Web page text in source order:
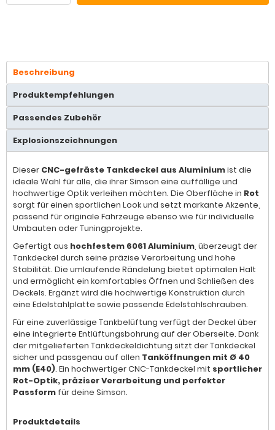
Beschreibung
Produktempfehlungen
Passendes Zubehör
Explosionszeichnungen
Dieser CNC-gefräste Tankdeckel aus Aluminiumist die
ideale Wahl für alle, die ihrer Simson eine auffällige und
hochwertige Optik verleihen möchten. Die Oberfläche in Rot
sorgt für einen sportlichen Look und setzt markante Akzente,
passend für originale Fahrzeuge ebenso wie für individuelle
Umbauten oder Tuningprojekte.
Gefertigt aus hochfestem 6061 Aluminium, überzeugt der
Tankdeckel durch seine präzise Verarbeitung und hohe
Stabilität. Die umlaufende Rändelung bietet optimalen Halt
und ermöglicht ein komfortables Öffnen und Schließen des
Deckels. Ergänzt wird die hochwertige Konstruktion durch
eine Edelstahlplatte sowie passende Edelstahlschrauben.
Für eine zuverlässige Tankbelüftung verfügt der Deckel über
eine integrierte Entlüftungsbohrung auf der Oberseite. Dank
der mitgelieferten Tankdeckeldichtung sitzt der Tankdeckel
sicher und passgenau auf allen Tanköffnungen mit Ø 40
mm (E40). Ein hochwertiger CNC-Tankdeckel mit sportlicher
Rot-Optik, präziser Verarbeitung und perfekter
Passform für deine Simson.
Produktdetails